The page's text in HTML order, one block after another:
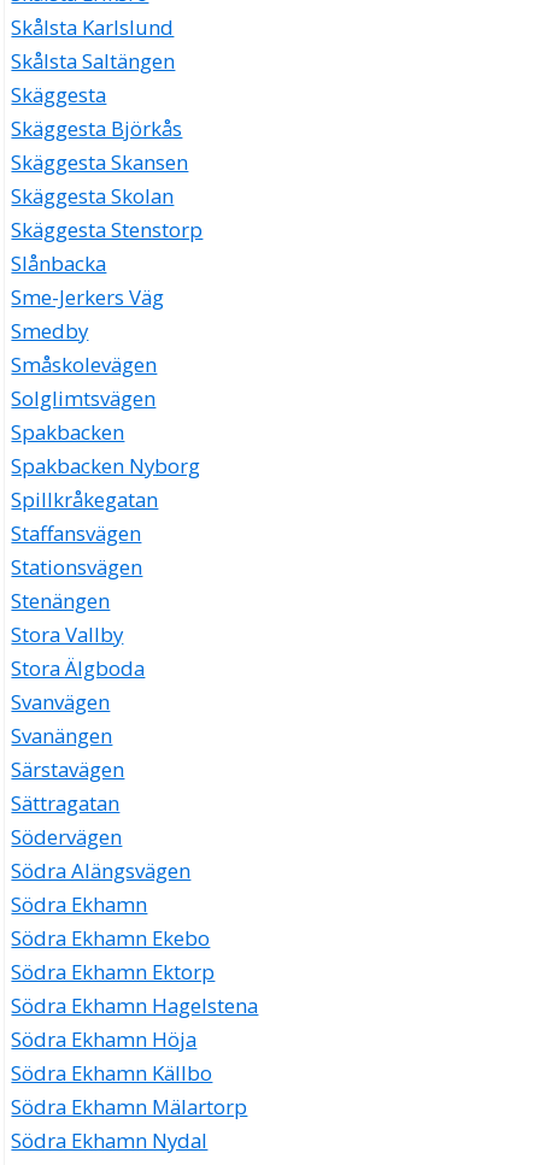
Skålsta Karlslund
Skålsta Saltängen
Skäggesta
Skäggesta Björkås
Skäggesta Skansen
Skäggesta Skolan
Skäggesta Stenstorp
Slånbacka
Sme-Jerkers Väg
Smedby
Småskolevägen
Solglimtsvägen
Spakbacken
Spakbacken Nyborg
Spillkråkegatan
Staffansvägen
Stationsvägen
Stenängen
Stora Vallby
Stora Älgboda
Svanvägen
Svanängen
Särstavägen
Sättragatan
Södervägen
Södra Alängsvägen
Södra Ekhamn
Södra Ekhamn Ekebo
Södra Ekhamn Ektorp
Södra Ekhamn Hagelstena
Södra Ekhamn Höja
Södra Ekhamn Källbo
Södra Ekhamn Mälartorp
Södra Ekhamn Nydal